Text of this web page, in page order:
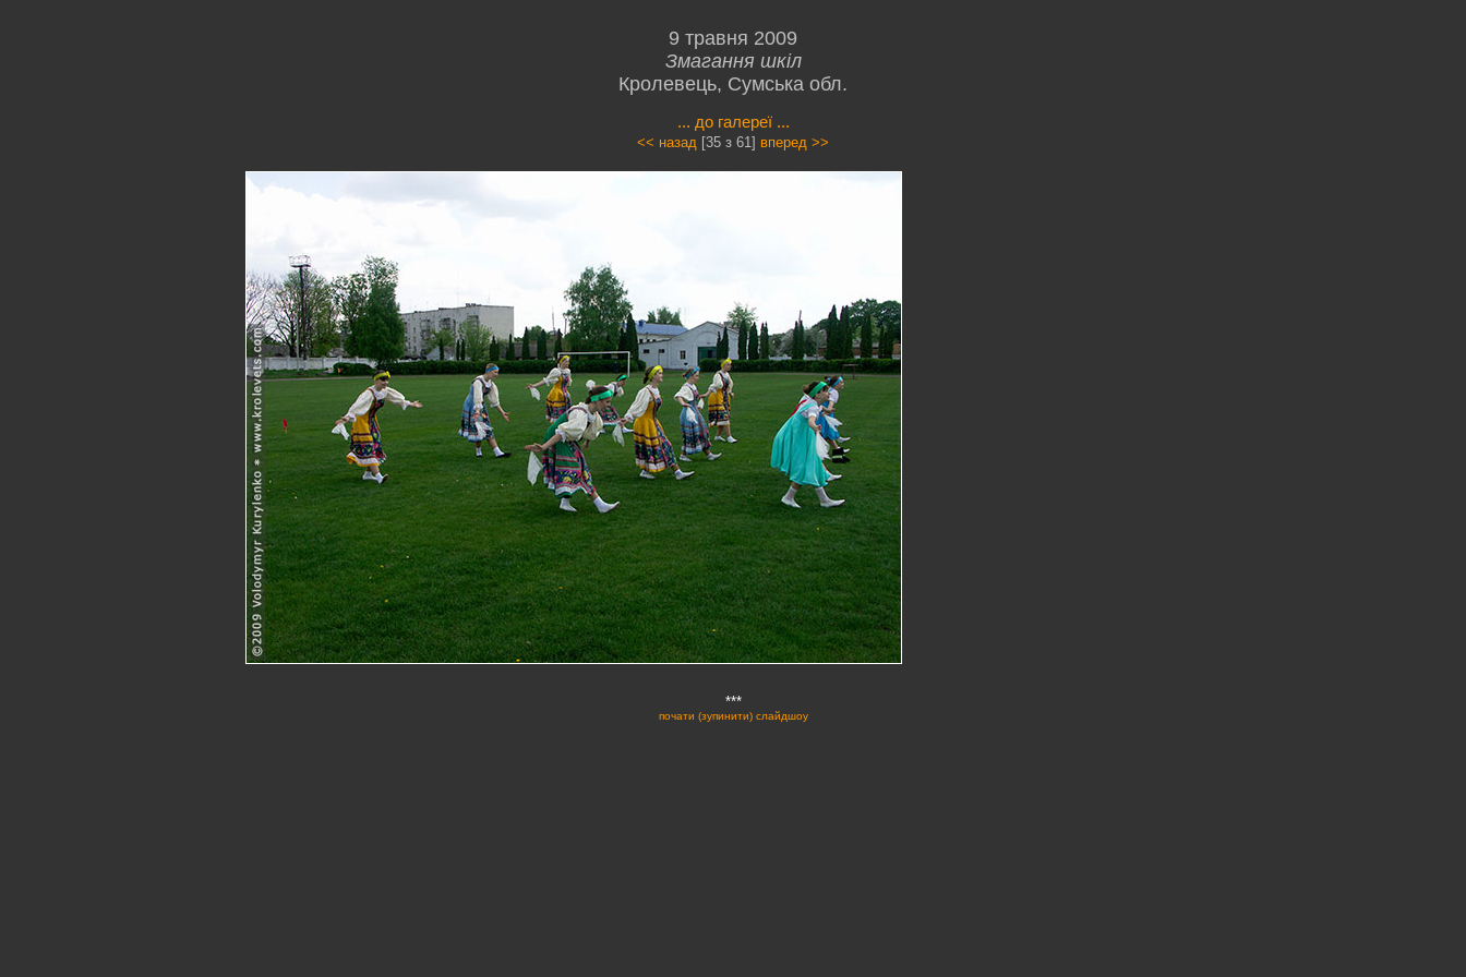
9 травня 2009
Змагання шкіл
Кролевець, Сумська обл.
... до галереї ...
<< назад [35 з 61] вперед >>
***
почати (зупинити) слайдшоу